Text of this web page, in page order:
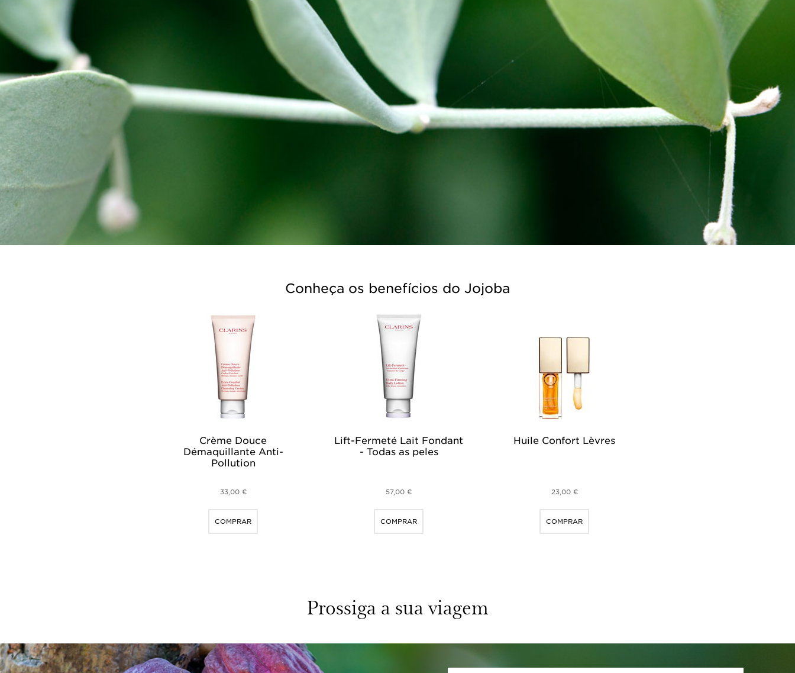
Conheça os benefícios do Jojoba
Crème Douce
Démaquillante Anti-
Pollution
33,00 €
COMPRAR
Lift-Fermeté Lait Fondant
- Todas as peles
57,00 €
COMPRAR
Huile Confort Lèvres
23,00 €
COMPRAR
Prossiga a sua viagem